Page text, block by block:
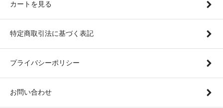
カートを見る
特定商取引法に基づく表記
プライバシーポリシー
お問い合わせ